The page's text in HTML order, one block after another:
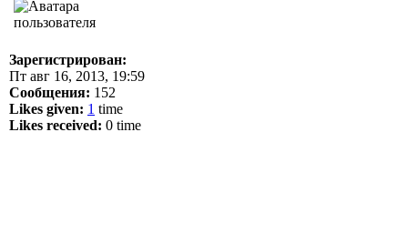
Зарегистрирован:
Пт авг 16, 2013, 19:59
Сообщения: 152
Likes given: 1 time
Likes received: 0 time